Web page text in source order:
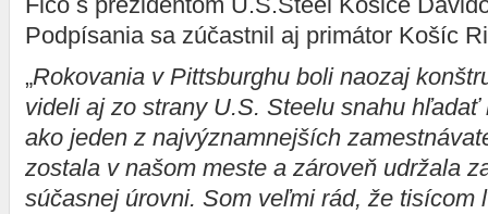
Podpísania sa zúčastnil aj primátor Košíc
„Rokovania v Pittsburghu boli naozaj
videli aj zo strany U.S. Steelu snahu hľadať
ako jeden z najvýznamnejších
zostala v našom meste a zároveň udržala
súčasnej úrovni. Som veľmi rád, že tisícom